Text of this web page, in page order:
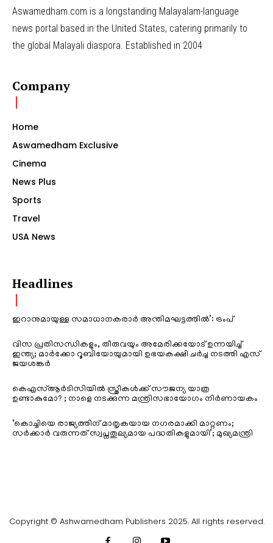
Aswamedham.com is a longstanding Malayalam-language
news portal based in the United States, catering primarily to
the global Malayali diaspora. Established in 2004
Company
Home
Aswamedham Exclusive
Cinema
News Plus
Sports
Travel
USA News
Headlines
ഇറാനുമായുള്ള സമാധാനകരാർ അന്തിമഘട്ടത്തിൽ‌’: ട്രംപ്
വിസ പ്രതിസന്ധികളും, തീരുവയും അമേരിക്കയോട് ഉന്നയിച്ച്
ഇന്ത്യ; മാർക്കോ റൂബിയോയുമായി ഉഭയകക്ഷി ചർച്ച നടത്തി എസ്
ജയശങ്കർ
കെഎസ്ആർടിസിയിൽ സ്ത്രീകൾക്ക് സൗജന്യ യാത്ര
ഉണ്ടാകുമോ? ; നാളെ നടക്കുന്ന മന്ത്രിസഭായോഗം നിർണായകം
‘കൊച്ചിയെ രാജ്യത്തിന് മാതൃകയായ നഗരമാക്കി മാറ്റണം;
സർക്കാർ വരുന്നത് സ്വപ്നതുല്യമായ പദ്ധതികളുമായി’; മുഖ്യമന്ത്രി
Copyright © Ashwamedham Publishers 2025. All rights reserved.